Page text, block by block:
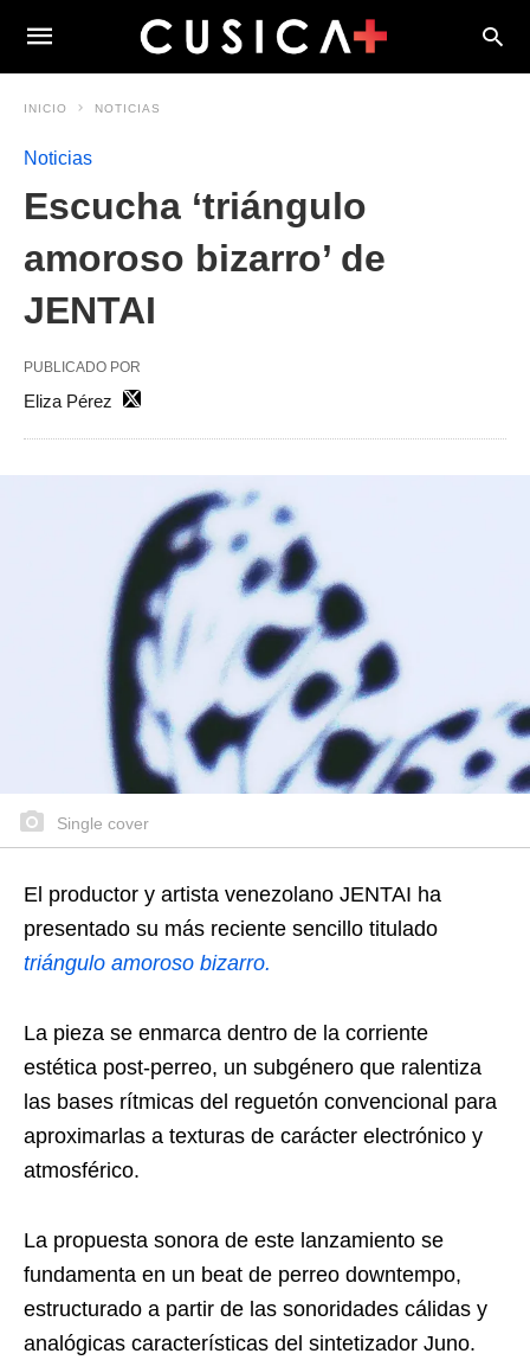
INICIO NOTICIAS
Noticias
Escucha ‘triángulo
amoroso bizarro’ de
JENTAI
PUBLICADO POR
Eliza Pérez
Single cover
El productor y artista venezolano JENTAI ha
presentado su más reciente sencillo titulado
triángulo amoroso bizarro.
La pieza se enmarca dentro de la corriente
estética post-perreo, un subgénero que ralentiza
las bases rítmicas del reguetón convencional para
aproximarlas a texturas de carácter electrónico y
atmosférico.
La propuesta sonora de este lanzamiento se
fundamenta en un beat de perreo downtempo,
estructurado a partir de las sonoridades cálidas y
analógicas características del sintetizador Juno.